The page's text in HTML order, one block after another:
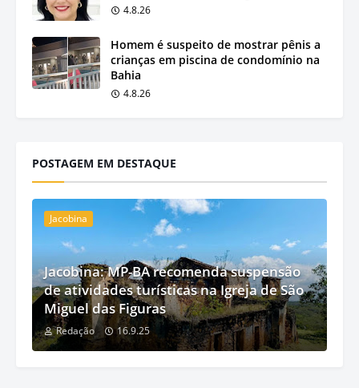
4.8.26
Homem é suspeito de mostrar pênis a
crianças em piscina de condomínio na
Bahia
4.8.26
POSTAGEM EM DESTAQUE
Jacobina
Jacobina: MP-BA recomenda suspensão
de atividades turísticas na Igreja de São
Miguel das Figuras
Redação 16.9.25